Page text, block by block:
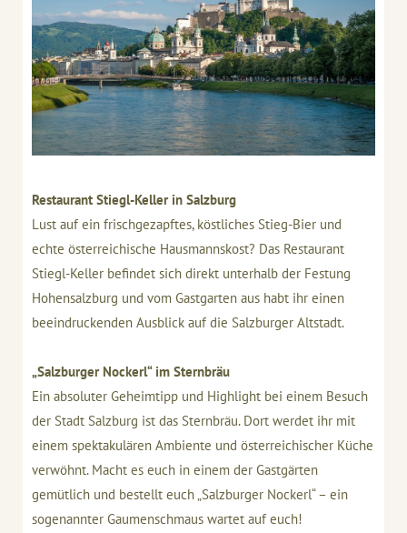
Restaurant Stiegl-Keller in Salzburg
Lust auf ein frischgezapftes, köstliches Stieg-Bier und
echte österreichische Hausmannskost? Das Restaurant
Stiegl-Keller befindet sich direkt unterhalb der Festung
Hohensalzburg und vom Gastgarten aus habt ihr einen
beeindruckenden Ausblick auf die Salzburger Altstadt.
„Salzburger Nockerl“ im Sternbräu
Ein absoluter Geheimtipp und Highlight bei einem Besuch
der Stadt Salzburg ist das Sternbräu. Dort werdet ihr mit
einem spektakulären Ambiente und österreichischer Küche
verwöhnt. Macht es euch in einem der Gastgärten
gemütlich und bestellt euch „Salzburger Nockerl“ – ein
sogenannter Gaumenschmaus wartet auf euch!